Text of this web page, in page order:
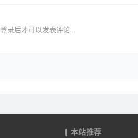
录后才可以发表评论...
本站推荐